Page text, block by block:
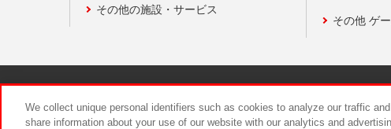
その他の施設・サービス
その他 ゲ
We collect unique personal identifiers such as cookies to analyze our traffic
share information about your use of our website with our analytics and